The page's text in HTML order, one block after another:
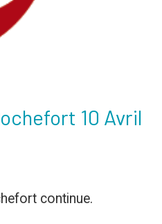
10 Avril
continue.